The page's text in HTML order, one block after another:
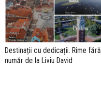
Destinații cu dedicații. Rime fără
număr de la Liviu David